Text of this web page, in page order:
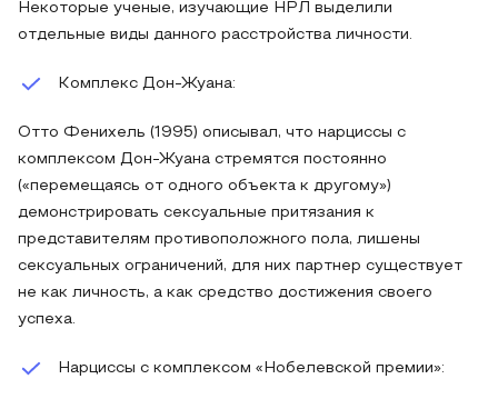
Некоторые ученые, изучающие НРЛ выделили
отдельные виды данного расстройства личности.
Комплекс Дон-Жуана:
Отто Фенихель (1995) описывал, что нарциссы с
комплексом Дон-Жуана стремятся постоянно
(«перемещаясь от одного объекта к другому»)
демонстрировать сексуальные притязания к
представителям противоположного пола, лишены
сексуальных ограничений, для них партнер существует
не как личность, а как средство достижения своего
успеха.
Нарциссы с комплексом «Нобелевской премии»: